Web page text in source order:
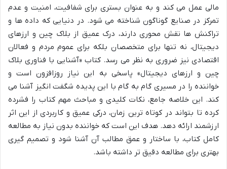
مالی عمل می کند و به عنوان بستری برای شفافیت، امنیت و عدم
تمرکز در صنایع گوناگون شناخته می شود. در دنیایی که داده ها و
تراکنش ها نقش محوری دارند، درک عمیق از بلاک چین و ارزهای
دیجیتال، نه تنها برای متخصصان بلکه برای عموم مردم و فعالان
اقتصادی نیز ضروری به نظر می رسد. کتاب «آشنایی با فناوری بلاک
چین و ارزهای دیجیتال» پاسخی به این نیاز روزافزون است و
خواننده را در مسیری گام به گام با این پدیده شگفت انگیز آشنا می
کند. این خلاصه جامع، نکات کلیدی و مباحث مهم کتاب را فشرده
کرده تا بتواند در کوتاه ترین زمان، درکی عمیق و کاربردی از این اثر
ارزشمند ارائه دهد. هدف این است که خواننده بدون نیاز به مطالعه
کامل کتاب، با ساختار و عمق مطالب آن آشنا شود و تصمیم گیری
بهتری برای مطالعه دقیق تر داشته باشد.